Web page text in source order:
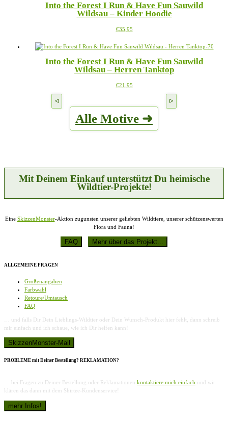
gewählt
werden
Varianten
auf.
Optionen
auf
Produktseite
gewählt
Into the Forest I Run & Have Fun Sauwild
Wildsau – Kinder Hoodie
€35,95Dieses
weist
Varianten
auf.
Optionen
Produktseite
gewählt
Into the Forest I Run & Have Fun Sauwild
Wildsau – Herren Tanktop
€21,95Dieses
Varianten
auf.
Produktseite
gewählt
werden
Alle Motive ➜
Mit Deinem Einkauf unterstützt Du heimische
Wildtier-Projekte!
Eine SkizzenMonster-Aktion zugunsten unserer geliebten Wildtiere, unserer schützenswerten
Flora und Fauna!
ALLGEMEINE FRAGEN
Größenangaben
Farbwahl
Retoure/Umtausch
FAQ
… und falls Dir Dein Lieblings-Wildtier oder Dein Wunsch-Produkt hier fehlt, dann schreib
mir einfach und ich schaue, wie ich Dir helfen kann!
PROBLEME mit Deiner Bestellung? REKLAMATION?
… bei Fragen zu Deiner Bestellung oder Reklamationen kontaktiere mich einfach und wir
klären das dann mit dem Shirtee-Kundenservice!